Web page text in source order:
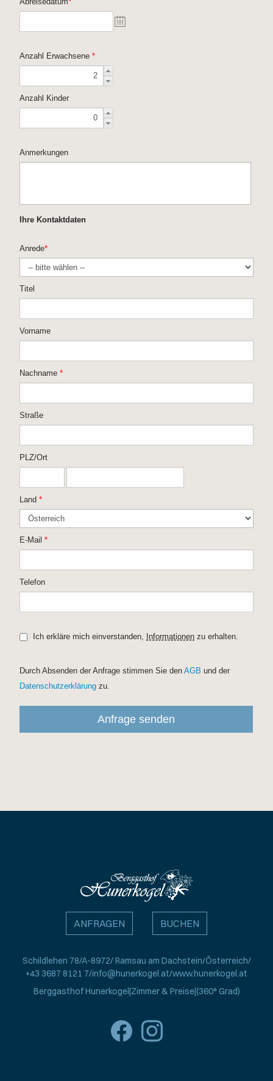
ANFRAGEN BUCHEN
Schildlehen 78 A-8972 Ramsau am Dachstein Österreich
+43 3687 8121 7 info@hunerkogel.at www.hunerkogel.at
Berggasthof Hunerkogel Zimmer & Preise (360° Grad)